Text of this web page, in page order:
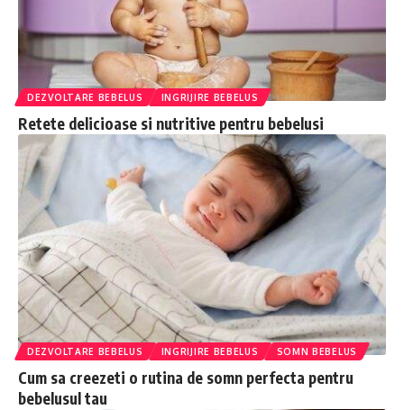
DEZVOLTARE BEBELUS INGRIJIRE BEBELUS
Retete delicioase si nutritive pentru bebelusi
DEZVOLTARE BEBELUS INGRIJIRE BEBELUS SOMN BEBELUS
Cum sa creezeti o rutina de somn perfecta pentru
bebelusul tau